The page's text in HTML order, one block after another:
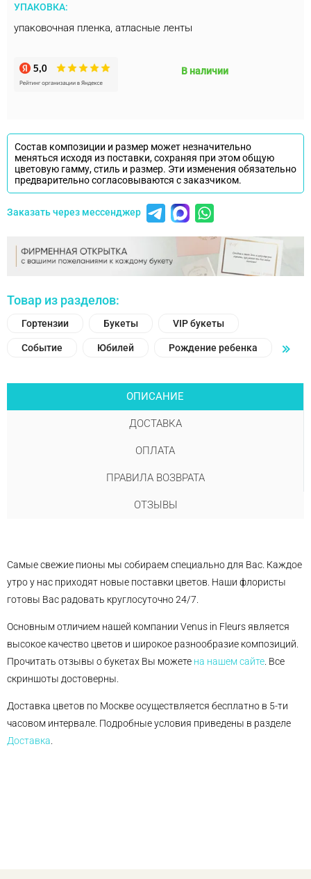
УПАКОВКА:
упаковочная пленка, атласные ленты
В наличии
Состав композиции и размер может незначительно
меняться исходя из поставки, сохраняя при этом общую
цветовую гамму, стиль и размер. Эти изменения обязательно
предварительно согласовываются с заказчиком.
Заказать через мессенджер
Товар из разделов:
Гортензии Букеты VIP букеты
Событие Юбилей Рождение ребенка
ОПИСАНИЕ
ДОСТАВКА
ОПЛАТА
ПРАВИЛА ВОЗВРАТА
ОТЗЫВЫ
Самые свежие пионы мы собираем специально для Вас. Каждое
утро у нас приходят новые поставки цветов. Наши флористы
готовы Вас радовать круглосуточно 24/7.
Основным отличием нашей компании Venus in Fleurs является
высокое качество цветов и широкое разнообразие композиций.
Прочитать отзывы о букетах Вы можете на нашем сайте. Все
скриншоты достоверны.
Доставка цветов по Москве осуществляется бесплатно в 5-ти
часовом интервале. Подробные условия приведены в разделе
Доставка.